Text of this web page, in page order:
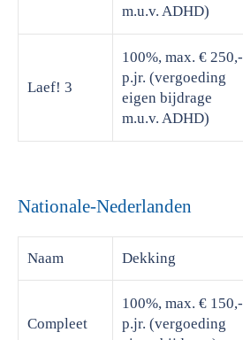
m.u.v. ADHD)
Laef! 3
100%, max. € 250,-
p.jr. (vergoeding
eigen bijdrage
m.u.v. ADHD)
Nationale-Nederlanden
Naam Dekking
Compleet
100%, max. € 150,-
p.jr. (vergoeding